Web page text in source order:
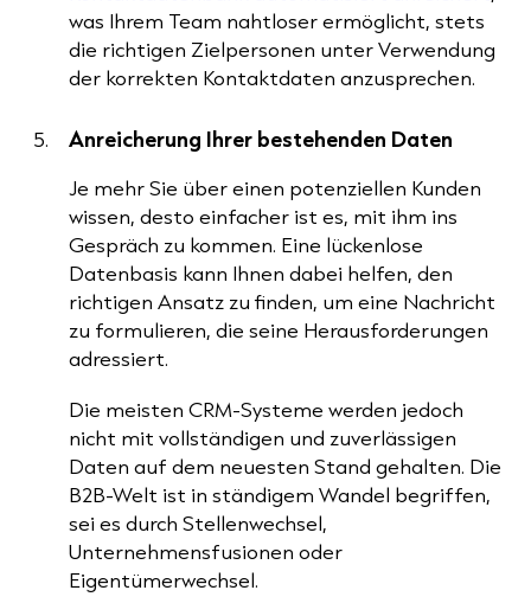
was Ihrem Team nahtloser ermöglicht, stets
die richtigen Zielpersonen unter Verwendung
der korrekten Kontaktdaten anzusprechen.
Anreicherung Ihrer bestehenden Daten
Je mehr Sie über einen potenziellen Kunden
wissen, desto einfacher ist es, mit ihm ins
Gespräch zu kommen. Eine lückenlose
Datenbasis kann Ihnen dabei helfen, den
richtigen Ansatz zu finden, um eine Nachricht
zu formulieren, die seine Herausforderungen
adressiert.
Die meisten CRM-Systeme werden jedoch
nicht mit vollständigen und zuverlässigen
Daten auf dem neuesten Stand gehalten. Die
B2B-Welt ist in ständigem Wandel begriffen,
sei es durch Stellenwechsel,
Unternehmensfusionen oder
Eigentümerwechsel.